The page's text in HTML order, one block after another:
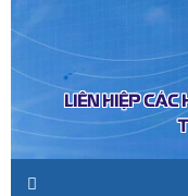
LIÊN HIỆP